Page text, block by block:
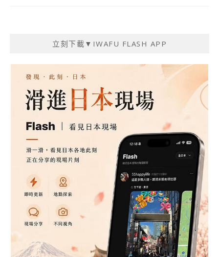
立刻下載▼IWAFU FLASH APP